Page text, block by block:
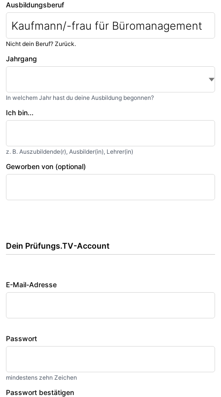
Ausbildungsberuf
Kaufmann/-frau für Büromanagement
Nicht dein Beruf? Zurück.
Jahrgang
In welchem Jahr hast du deine Ausbildung begonnen?
Ich bin...
z. B. Auszubildende(r), Ausbilder(in), Lehrer(in)
Geworben von (optional)
Dein Prüfungs.TV-Account
E-Mail-Adresse
Passwort
mindestens zehn Zeichen
Passwort bestätigen